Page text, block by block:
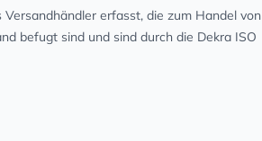
erfasst, die zum Handel von
befugt sind und sind durch die Dekra ISO